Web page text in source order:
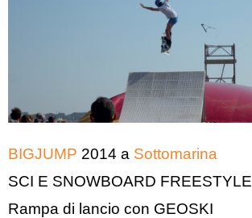
BIGJUMP 2014 a Sottomarina
SCI E SNOWBOARD FREESTYLE
Rampa di lancio con GEOSKI